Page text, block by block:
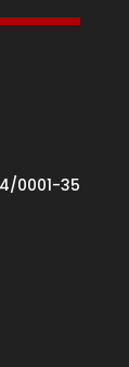
0001-35